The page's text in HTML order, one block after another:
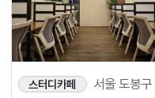
스터디카페 서울 도봉구